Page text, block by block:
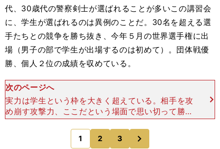
代、30歳代の警察剣士が選ばれることが多いこの講習会
に、学生が選ばれるのは異例のことだ。30名を超える選
手たちとの競争を勝ち抜き、今年５月の世界選手権に出
場（男子の部で学生が出場するのは初めて）。団体戦優
勝、個人２位の成績を収めている。
次のページへ
実力は学生という枠を大きく超えている。相手を攻
め崩す攻撃力、ここだという場面で思い切って勝負
に出る決断力、鋭い足さばきから生まれる打突力と
いった剣道に必要な力を備え、警察の強豪選手と対
戦しても引けをと
1 2 3